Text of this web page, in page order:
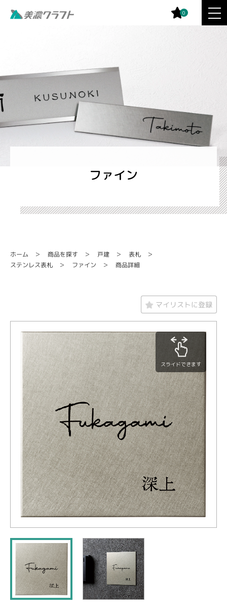
0
ファイン
ホーム 商品を探す 戸建 表札
ステンレス表札 ファイン 商品詳細
マイリストに登録
スライドできます